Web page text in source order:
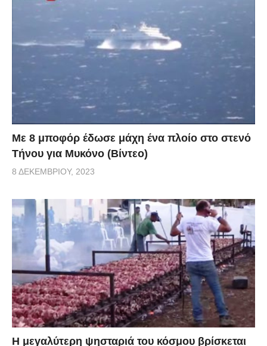
Με 8 μποφόρ έδωσε μάχη ένα πλοίο στο στενό
Τήνου για Μυκόνο (Βίντεο)
8 ΔΕΚΕΜΒΡΊΟΥ, 2023
Η μεγαλύτερη ψησταριά του κόσμου βρίσκεται